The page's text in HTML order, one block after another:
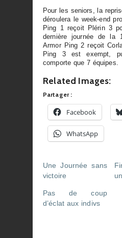
Pour les seniors, la
déroulera le week-end
Ping 1 reçoit Plérin 3
dernière journée de la
Armor Ping 2 reçoit
Ping 3 est exempt,
comporte que 7 équipes.
Related Images:
Partager :
Facebook
WhatsApp
Une Journée sans
victoire
Pas de coup
d’éclat aux indivs